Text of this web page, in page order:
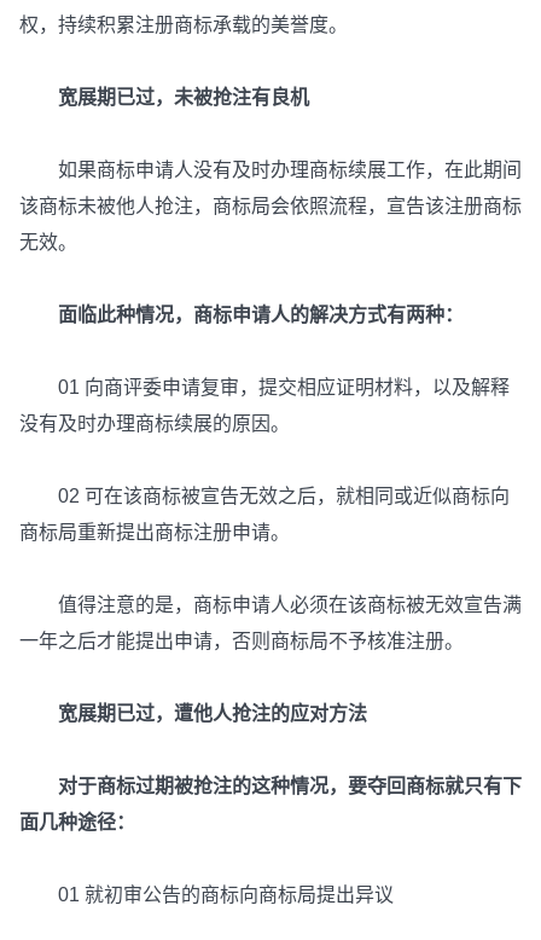
权，持续积累注册商标承载的美誉度。
宽展期已过，未被抢注有良机
如果商标申请人没有及时办理商标续展工作，在此期间
该商标未被他人抢注，商标局会依照流程，宣告该注册商标
无效。
面临此种情况，商标申请人的解决方式有两种：
01 向商评委申请复审，提交相应证明材料，以及解释
没有及时办理商标续展的原因。
02 可在该商标被宣告无效之后，就相同或近似商标向
商标局重新提出商标注册申请。
值得注意的是，商标申请人必须在该商标被无效宣告满
一年之后才能提出申请，否则商标局不予核准注册。
宽展期已过，遭他人抢注的应对方法
对于商标过期被抢注的这种情况，要夺回商标就只有下
面几种途径：
01 就初审公告的商标向商标局提出异议